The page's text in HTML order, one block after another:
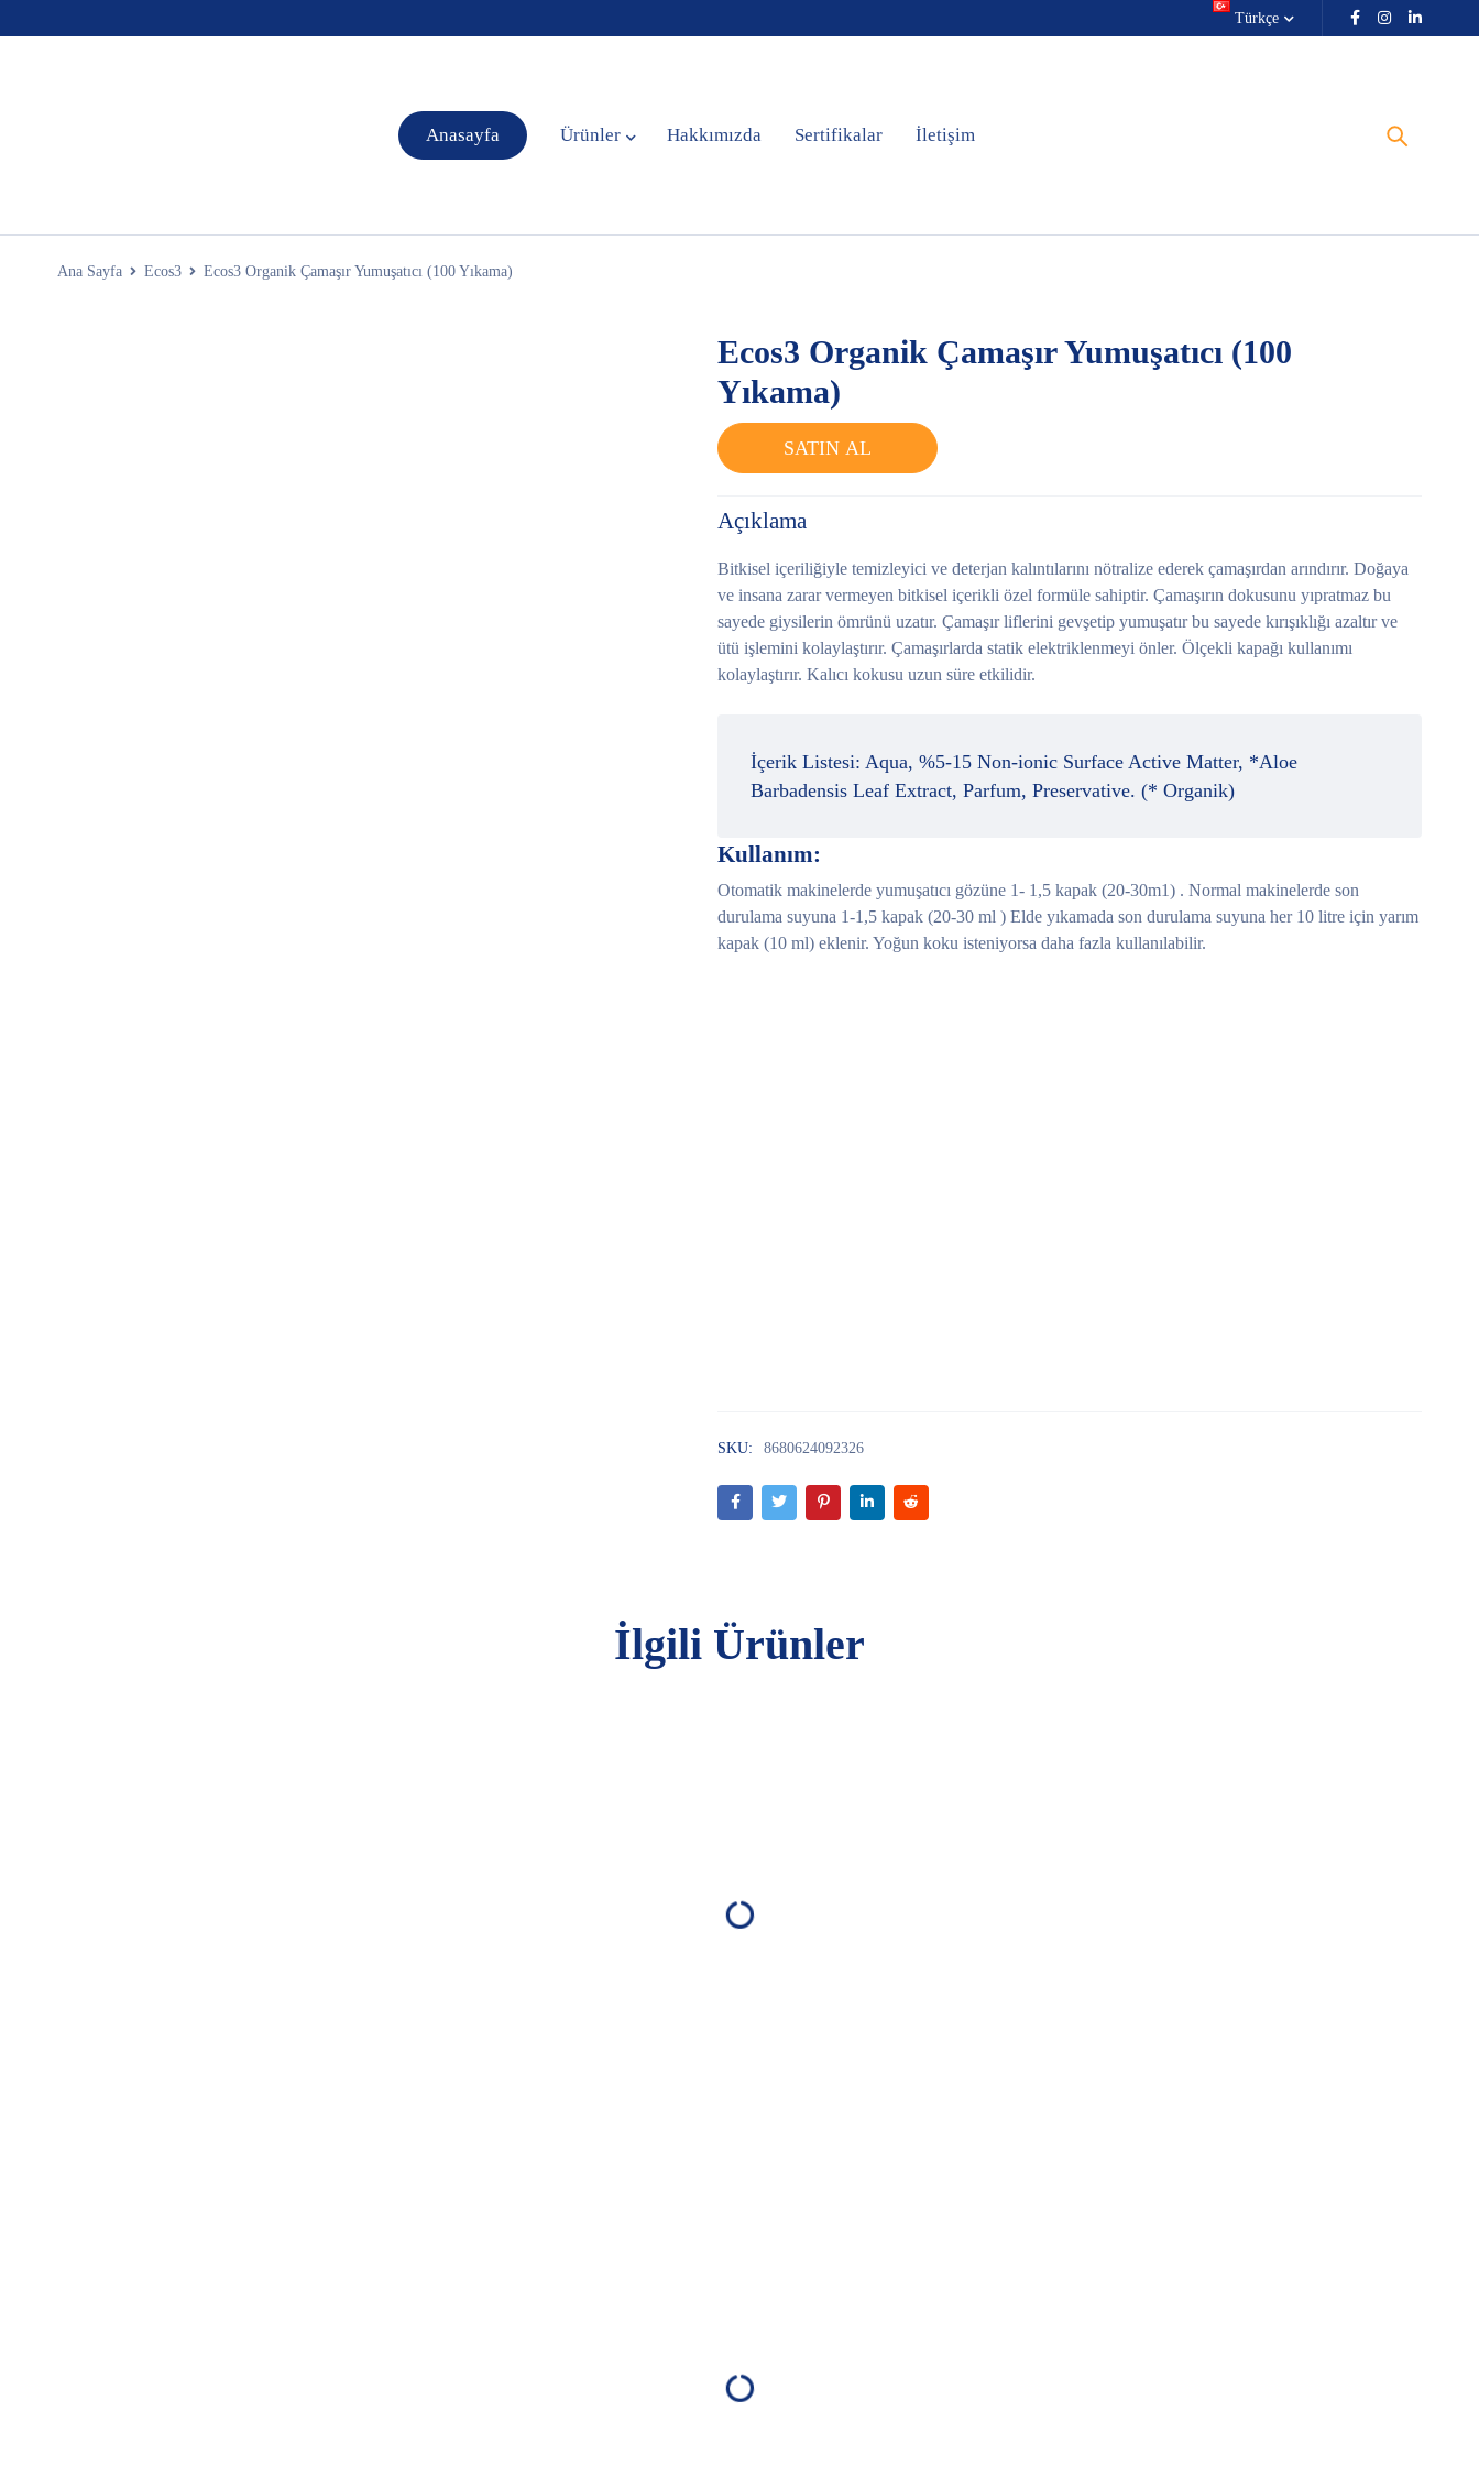
Türkçe
Anasayfa Ürünler Hakkımızda Sertifikalar İletişim
Ana Sayfa Ecos3 Ecos3 Organik Çamaşır Yumuşatıcı (100 Yıkama)
Ecos3 Organik Çamaşır Yumuşatıcı (100
Yıkama)
SATIN AL
Açıklama
Bitkisel içeriliğiyle temizleyici ve deterjan kalıntılarını nötralize ederek çamaşırdan arındırır. Doğaya
ve insana zarar vermeyen bitkisel içerikli özel formüle sahiptir. Çamaşırın dokusunu yıpratmaz bu
sayede giysilerin ömrünü uzatır. Çamaşır liflerini gevşetip yumuşatır bu sayede kırışıklığı azaltır ve
ütü işlemini kolaylaştırır. Çamaşırlarda statik elektriklenmeyi önler. Ölçekli kapağı kullanımı
kolaylaştırır. Kalıcı kokusu uzun süre etkilidir.
İçerik Listesi: Aqua, %5-15 Non-ionic Surface Active Matter, *Aloe
Barbadensis Leaf Extract, Parfum, Preservative. (* Organik)
Kullanım:
Otomatik makinelerde yumuşatıcı gözüne 1- 1,5 kapak (20-30m1) . Normal makinelerde son
durulama suyuna 1-1,5 kapak (20-30 ml ) Elde yıkamada son durulama suyuna her 10 litre için yarım
kapak (10 ml) eklenir. Yoğun koku isteniyorsa daha fazla kullanılabilir.
SKU: 8680624092326
İlgili Ürünler